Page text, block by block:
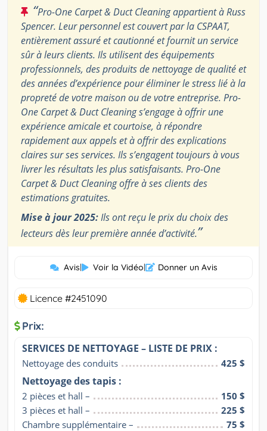
“Pro-One Carpet & Duct Cleaning appartient à Russ
Spencer. Leur personnel est couvert par la CSPAAT,
entièrement assuré et cautionné et fournit un service
sûr à leurs clients. Ils utilisent des équipements
professionnels, des produits de nettoyage de qualité et
des années d’expérience pour éliminer le stress lié à la
propreté de votre maison ou de votre entreprise. Pro-
One Carpet & Duct Cleaning s’engage à offrir une
expérience amicale et courtoise, à répondre
rapidement aux appels et à offrir des explications
claires sur ses services. Ils s’engagent toujours à vous
livrer les résultats les plus satisfaisants. Pro-One
Carpet & Duct Cleaning offre à ses clients des
estimations gratuites.
Mise à jour 2025:Ils ont reçu le prix du choix des
lecteurs dès leur première année d’activité.”
Avis| Voir la Vidéo| Donner un Avis
Licence #2451090
Prix:
SERVICES DE NETTOYAGE – LISTE DE PRIX :
Nettoyage des conduits 425 $
Nettoyage des tapis :
2 pièces et hall –
150 $
3 pièces et hall –
225 $
Chambre supplémentaire –
75 $